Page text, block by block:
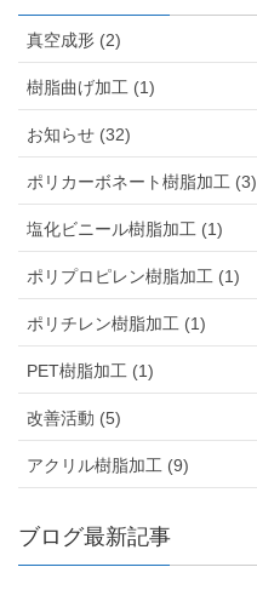
真空成形 (2)
樹脂曲げ加工 (1)
お知らせ (32)
ポリカーボネート樹脂加工 (3)
塩化ビニール樹脂加工 (1)
ポリプロピレン樹脂加工 (1)
ポリチレン樹脂加工 (1)
PET樹脂加工 (1)
改善活動 (5)
アクリル樹脂加工 (9)
ブログ最新記事